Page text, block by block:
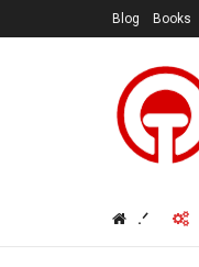
Blog Books
.ᐟ